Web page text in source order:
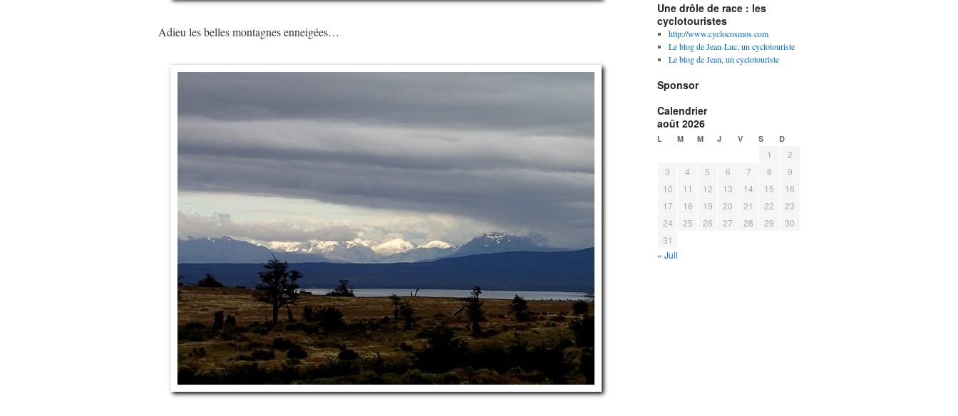
Adieu les belles montagnes enneigées…
Une drôle de race : les
cyclotouristes
http://www.cyclocosmos.com
Le blog de Jean-Luc, un cyclotouriste
Le blog de Jean, un cyclotouriste
Sponsor
Calendrier
août 2026
L M M J V S D
1
2
3
4 5 6 7 8
9
10
11 12 13 14 15
16
17
18 19 20 21 22
23
24
25 26 27 28 29
30
31
« Juil